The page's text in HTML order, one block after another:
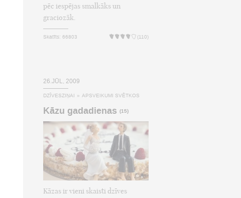
pēc iespējas smalkāks un
graciozāk.
Skatīts: 66803 (110)
26.JŪL, 2009
DZĪVESZIŅAI » APSVEIKUMI SVĒTKOS
Kāzu gadadienas (15)
Kāzas ir vieni skaisti dzīves